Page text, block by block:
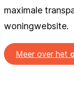
maximale
woningwebsite.
Meer over het